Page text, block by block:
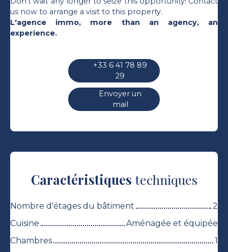
us now to arrange a visit to this property.
L'agence immo, more than an agency, an
experience.
+33 6 41 78 89
29
Envoyer un
mail
Caractéristiques techniques
Nombre d'étages du bâtiment
2
Cuisine
Aménagée et équipée
Chambres
1